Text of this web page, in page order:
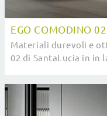
EGO COMODINO 02
Materiali durevoli e
02 di SantaLucia in in